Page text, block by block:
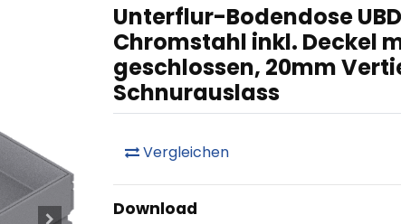
Unterflur-Bodendose
Chromstahl inkl. Deckel
geschlossen, 20mm
Schnurauslass
Vergleichen
Download